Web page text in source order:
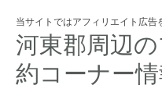
当サイトではアフィリエイト広告
河東郡周辺
約コーナー情